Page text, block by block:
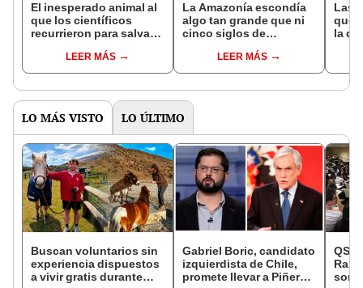
El inesperado animal al
que los científicos
recurrieron para salvar
reintroducción de un
asno salvaje está
en un paisaje con más
LEER MÁS
La Amazonía escondía
algo tan grande que ni
cinco siglos de
encontrarlo: el hallazgo
podría cambiar todo lo
pasado
LEER MÁS
Las
que
la de
LO MÁS VISTO LO ÚLTIMO
Buscan voluntarios sin
experiencia dispuestos
a vivir gratis durante
Gabriel Boric, candidato
izquierdista de Chile,
promete llevar a Piñera
QS
son